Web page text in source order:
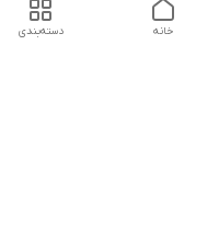
دسته‌بندی خانه